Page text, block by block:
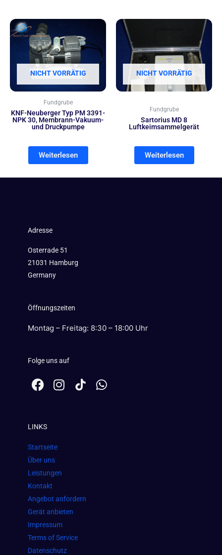
NICHT VORRÄTIG
Fundgrube
KNF-Neuberger Typ PM 3391-
NPK 30, Membrann-Vakuum-
und Druckpumpe
Weiterlesen
NICHT VORRÄTIG
Fundgrube
Sartorius MD 8
Luftkeimsammelgerät
Weiterlesen
Adresse
Osterrade 51
21031 Hamburg
Germany
Öffnungszeiten
Montag – Freitag: 8:30 – 18:00 Uhr
Folge uns auf
F
a
b
o
o
k
I
n
m
W
h
LINKS
Startseite
Über uns
Leistungen
Kontakt
Angebot anfordern
Gerät anbieten
Impressum
Terms of Service
Datenschutz